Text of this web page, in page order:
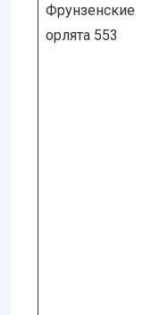
Фрунзенские
орлята 553